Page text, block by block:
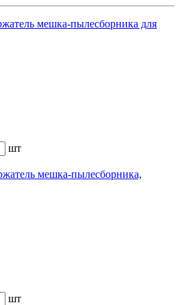
мешка-пылесборника для
шт
мешка-пылесборника,
шт